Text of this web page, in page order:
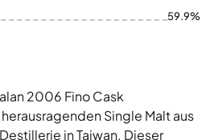
59.9%
2006 Fino Cask
Single Malt aus
in Taiwan. Dieser